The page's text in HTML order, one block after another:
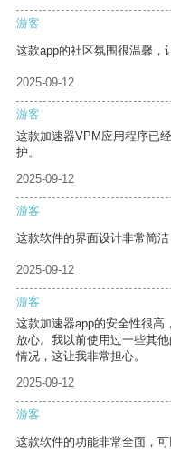
游客
这款app的社区氛围很温馨，
2025-09-12
游客
这款加速器VPM应用程序已
护。
2025-09-12
游客
这款软件的界面设计非常简洁
2025-09-12
游客
这款加速器app的安全性很高
放心。我以前使用过一些其
情况，这让我非常担心。
2025-09-12
游客
这款软件的功能非常全面，可